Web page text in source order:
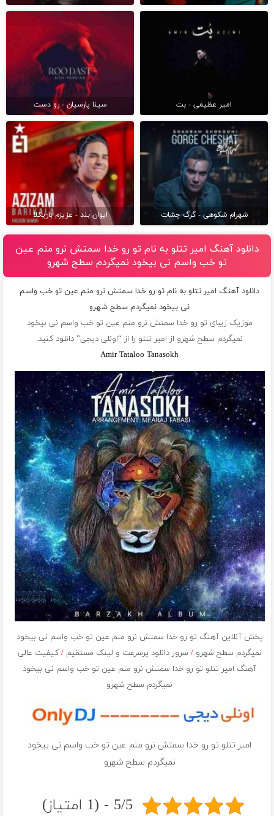
امیر عظیمی - بت سینا پارسیان - رو دست
شهرام شکوهی - گرگ چشات ایوان بند - عزیزم باریکلا
دانلود آهنگ امیر تتلو به نام تو رو خدا سمتش نرو منم عین
تو خب واسم نی بیخود نمیگردم سطح شهرو
دانلود آهنگ امیر تتلو به نام تو رو خدا سمتش نرو منم عین تو خب واسم
نی بیخود نمیگردم سطح شهرو
موزیک زیبای تو رو خدا سمتش نرو منم عین تو خب واسم نی بیخود
نمیگردم سطح شهرو از امیر تتلو را از “اونلی دیجی” دانلود کنید.
Amir Tataloo Tanasokh
پخش آنلاین آهنگ تو رو خدا سمتش نرو منم عین تو خب واسم نی بیخود
نمیگردم سطح شهرو/ سرور دانلود پرسرعت و لینک مستقیم/ کیفیت عالی
آهنگ امیر تتلو تو رو خدا سمتش نرو منم عین تو خب واسم نی بیخود
نمیگردم سطح شهرو
امیر تتلو تو رو خدا سمتش نرو منم عین تو خب واسم نی بیخود
نمیگردم سطح شهرو
5/5 - (1 امتیاز)